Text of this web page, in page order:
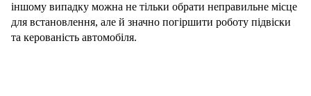
іншому випадку можна не тільки обрати неправильне місце
для встановлення, але й значно погіршити роботу підвіски
та керованість автомобіля.